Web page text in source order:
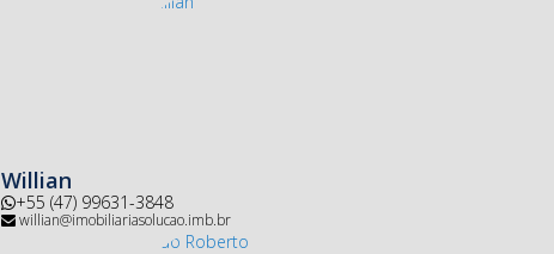
Willian
+55 (47) 99631-3848
willian@imobiliariasolucao.imb.br